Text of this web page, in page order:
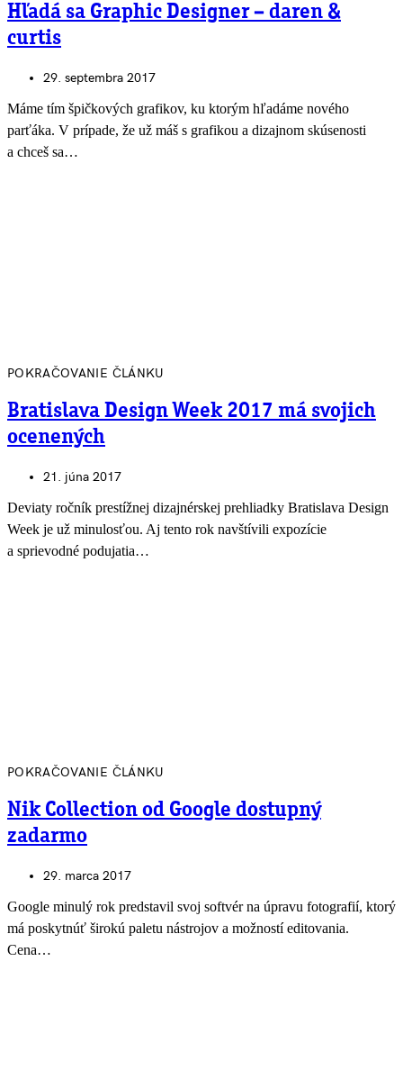
Hľadá sa Graphic Designer – daren &
curtis
29. septembra 2017
Máme tím špičkových grafikov, ku ktorým hľadáme nového
parťáka. V prípade, že už máš s grafikou a dizajnom skúsenosti
a chceš sa…
POKRAČOVANIE ČLÁNKU
Bratislava Design Week 2017 má svojich
ocenených
21. júna 2017
Deviaty ročník prestížnej dizajnérskej prehliadky Bratislava Design
Week je už minulosťou. Aj tento rok navštívili expozície
a sprievodné podujatia…
POKRAČOVANIE ČLÁNKU
Nik Collection od Google dostupný
zadarmo
29. marca 2017
Google minulý rok predstavil svoj softvér na úpravu fotografií, ktorý
má poskytnúť širokú paletu nástrojov a možností editovania.
Cena…